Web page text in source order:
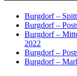
Burgdorf –
Burgdorf –
Burgdorf –
2022
Burgdorf –
Burgdorf –